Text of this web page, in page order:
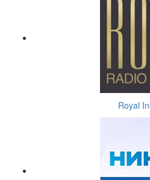
Royal